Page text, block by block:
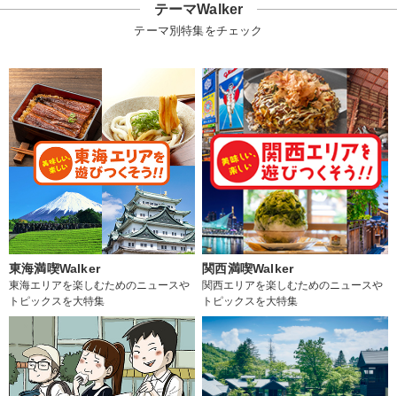
テーマWalker
テーマ別特集をチェック
東海満喫Walker
東海エリアを楽しむためのニュースや
トピックスを大特集
関西満喫Walker
関西エリアを楽しむためのニュースや
トピックスを大特集